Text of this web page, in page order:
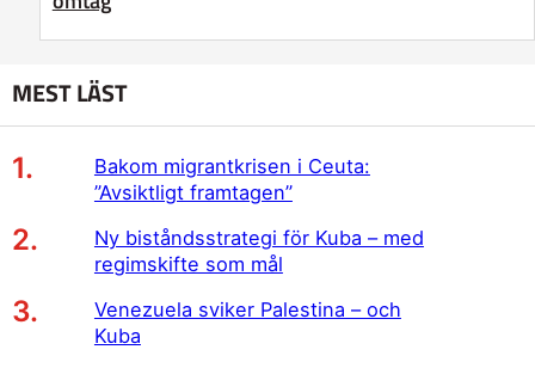
MEST LÄST
Bakom migrantkrisen i Ceuta:
”Avsiktligt framtagen”
Ny biståndsstrategi för Kuba – med
regimskifte som mål
Venezuela sviker Palestina – och
Kuba